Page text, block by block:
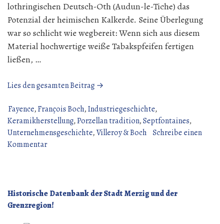
lothringischen Deutsch-Oth (Audun-le-Tiche) das
Potenzial der heimischen Kalkerde. Seine Überlegung
war so schlicht wie wegbereit: Wenn sich aus diesem
Material hochwertige weiße Tabakspfeifen fertigen
ließen, …
Lies den gesamten Beitrag →
von
Villeroy
&
Kalkerde
Fayence,François Boch,Industriegeschichte,
Keramikherstellung,Porzellan tradition,Septfontaines,
Unternehmensgeschichte,Villeroy & Boch Schreibe einen
Kommentarzu
Villeroy
&
Historische Datenbank der Stadt Merzig und der
Grenzregion!